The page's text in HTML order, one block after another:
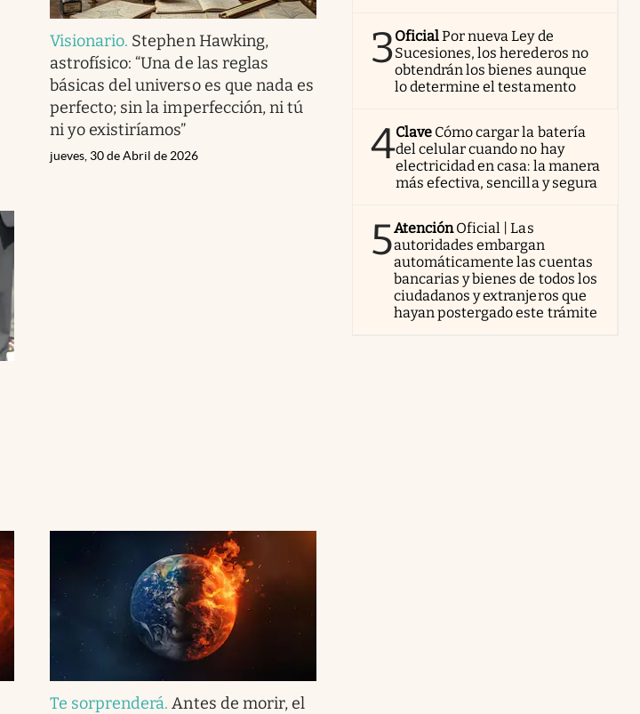
Visionario. Stephen Hawking,
astrofísico: “Una de las reglas
básicas del universo es que nada es
perfecto; sin la imperfección, ni tú
ni yo existiríamos”
jueves, 30 de Abril de 2026
Te sorprenderá.Antes de morir, el
3OficialPor nueva Ley de
Sucesiones, los herederos no
obtendrán los bienes aunque
lo determine el testamento
4Clave Cómo cargar la batería
del celular cuando no hay
electricidad en casa: la manera
más efectiva, sencilla y segura
5AtenciónOficial | Las
autoridades embargan
automáticamente las cuentas
bancarias y bienes de todos los
ciudadanos y extranjeros que
hayan postergado este trámite